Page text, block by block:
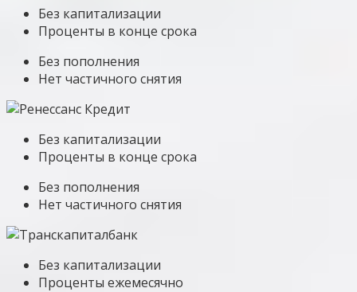
Без капитализации
Проценты в конце срока
Без пополнения
Нет частичного снятия
Без капитализации
Проценты в конце срока
Без пополнения
Нет частичного снятия
Без капитализации
Проценты ежемесячно